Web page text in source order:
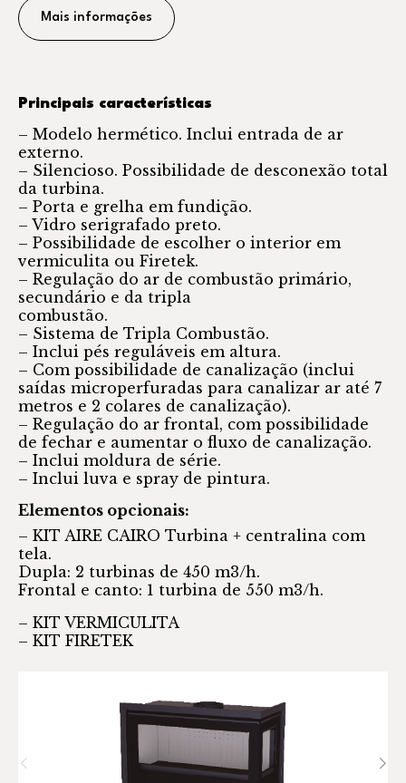
Mais informações
Principais características
– Modelo hermético. Inclui entrada de ar
externo.
– Silencioso. Possibilidade de desconexão total
da turbina.
– Porta e grelha em fundição.
– Vidro serigrafado preto.
– Possibilidade de escolher o interior em
vermiculita ou Firetek.
– Regulação do ar de combustão primário,
secundário e da tripla
combustão.
– Sistema de Tripla Combustão.
– Inclui pés reguláveis em altura.
– Com possibilidade de canalização (inclui
saídas microperfuradas para canalizar ar até 7
metros e 2 colares de canalização).
– Regulação do ar frontal, com possibilidade
de fechar e aumentar o fluxo de canalização.
– Inclui moldura de série.
– Inclui luva e spray de pintura.
Elementos opcionais:
– KIT AIRE CAIRO Turbina + centralina com
tela.
Dupla: 2 turbinas de 450 m3/h.
Frontal e canto: 1 turbina de 550 m3/h.
– KIT VERMICULITA
– KIT FIRETEK